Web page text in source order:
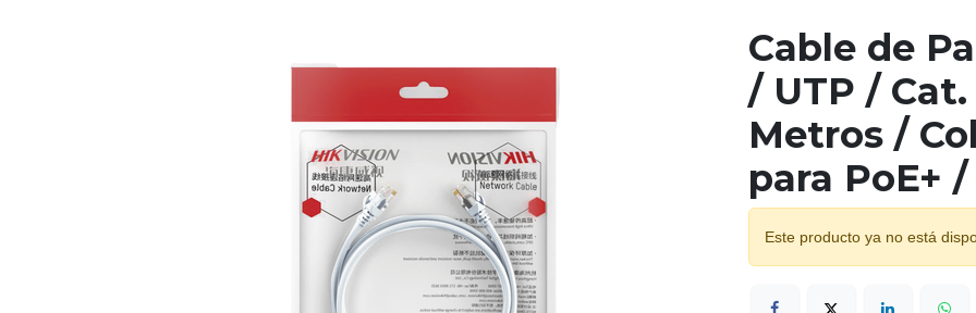
Cable de
/ UTP /
Metros /
para PoE+
Este producto ya no está